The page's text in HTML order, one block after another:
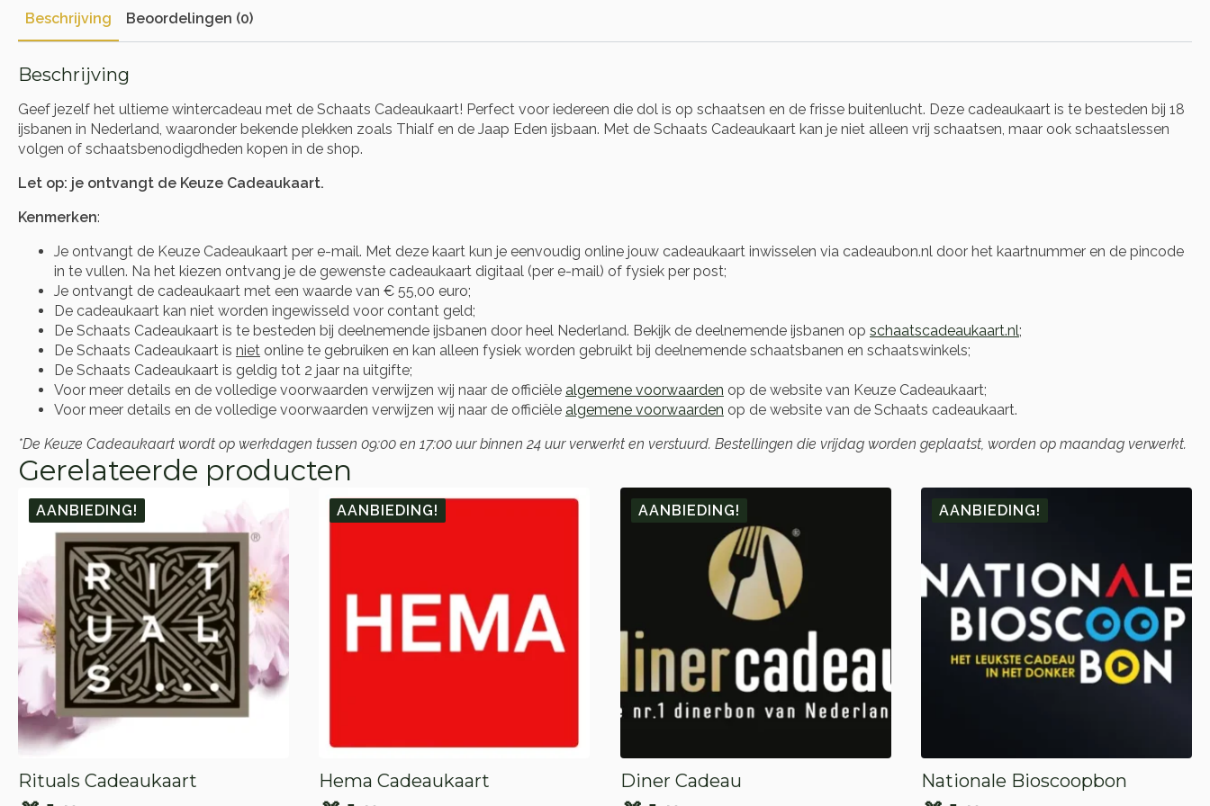
Beschrijving Beoordelingen (0)
Beschrijving
Geef jezelf het ultieme wintercadeau met de Schaats Cadeaukaart! Perfect voor iedereen die dol is op schaatsen en de frisse buitenlucht. Deze cadeaukaart is te besteden bij 18
ijsbanen in Nederland, waaronder bekende plekken zoals Thialf en de Jaap Eden ijsbaan. Met de Schaats Cadeaukaart kan je niet alleen vrij schaatsen, maar ook schaatslessen
volgen of schaatsbenodigdheden kopen in de shop.
Let op: je ontvangt de Keuze Cadeaukaart.
Kenmerken:
Je ontvangt de Keuze Cadeaukaart per e-mail. Met deze kaart kun je eenvoudig online jouw cadeaukaart inwisselen via cadeaubon.nl door het kaartnummer en de pincode
in te vullen. Na het kiezen ontvang je de gewenste cadeaukaart digitaal (per e-mail) of fysiek per post;
Je ontvangt de cadeaukaart met een waarde van € 55,00 euro;
De cadeaukaart kan niet worden ingewisseld voor contant geld;
De Schaats Cadeaukaart is te besteden bij deelnemende ijsbanen door heel Nederland. Bekijk de deelnemende ijsbanen op schaatscadeaukaart.nl;
De Schaats Cadeaukaart is niet online te gebruiken en kan alleen fysiek worden gebruikt bij deelnemende schaatsbanen en schaatswinkels;
De Schaats Cadeaukaart is geldig tot 2 jaar na uitgifte;
Voor meer details en de volledige voorwaarden verwijzen wij naar de officiële algemene voorwaarden op de website van Keuze Cadeaukaart;
Voor meer details en de volledige voorwaarden verwijzen wij naar de officiële algemene voorwaarden op de website van de Schaats cadeaukaart.
*De Keuze Cadeaukaart wordt op werkdagen tussen 09:00 en 17:00 uur binnen 24 uur verwerkt en verstuurd. Bestellingen die vrijdag worden geplaatst, worden op maandag verwerkt.
Gerelateerde producten
AANBIEDING!
Rituals Cadeaukaart
AANBIEDING!
Hema Cadeaukaart
AANBIEDING!
Diner Cadeau
AANBIEDING!
Nationale Bioscoopbon